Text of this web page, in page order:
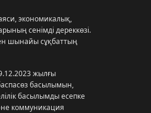
экономикалық,
сенімді дереккөзі.
шынайы сұқбаттың
жылғы
басылымын,
басылымды есепке
коммуникация